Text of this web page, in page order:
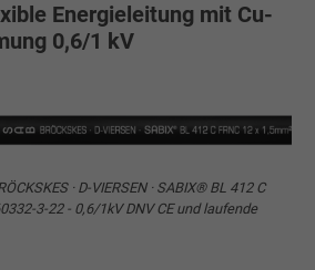
Energieleitung mit Cu-
0,6/1 kV
· D-VIERSEN · SABIX® BL 412 C
3-22 - 0,6/1kV DNV CE und laufende